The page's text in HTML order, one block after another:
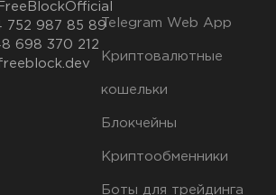
752 987 85 89
698 370 212
Telegram Web App
Криптовалютные
кошельки
Блокчейны
Криптообменники
Боты для трейдинга